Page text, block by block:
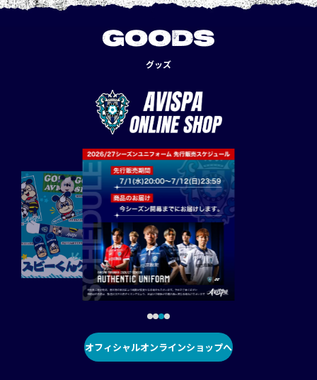
GOODS
グッズ
オフィシャルオンラインショップへ